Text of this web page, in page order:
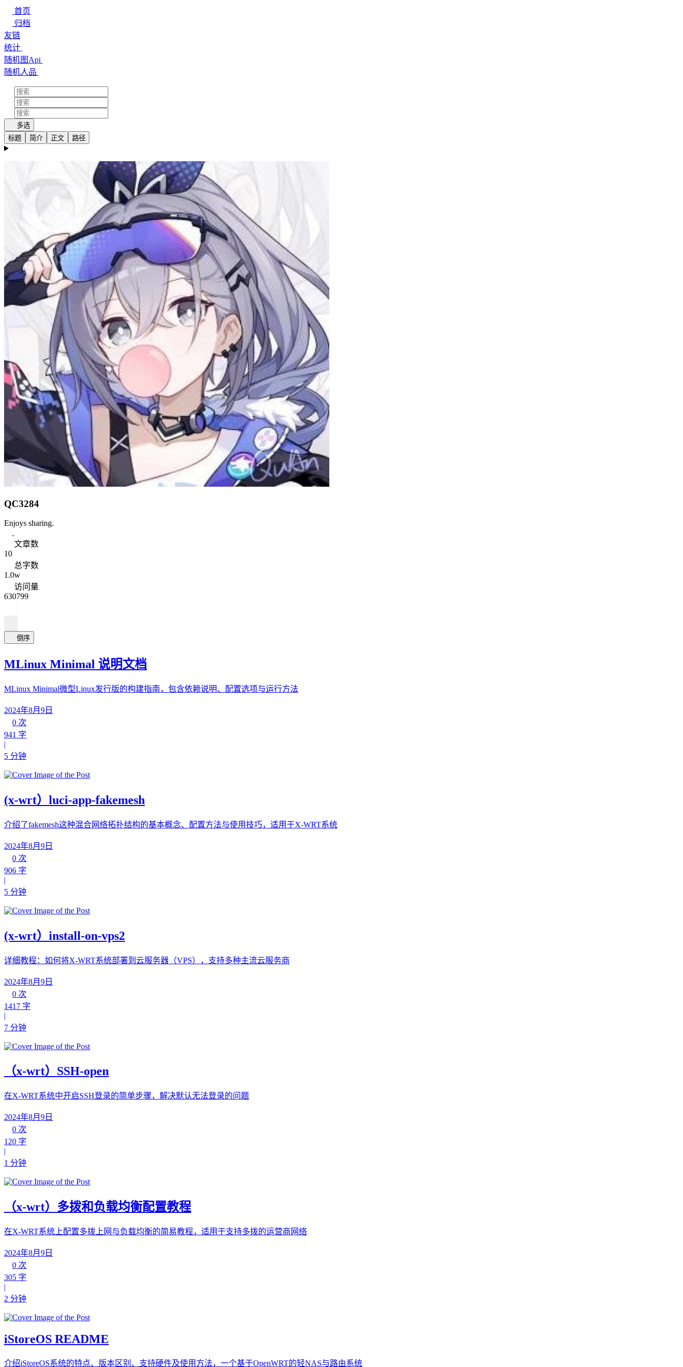
首页
归档
友链
统计
随机图Api
随机人品
多选
标题
简介 正文 路径
QC3284
Enjoys sharing.
文章数
10
总字数
1.0w
访问量
630799
倒序
MLinux Minimal 说明文档
MLinux Minimal微型Linux发行版的构建指南，包含依赖说明、配置选项与运行方法
2024年8月9日
0 次
941 字
|
5 分钟
(x-wrt）luci-app-fakemesh
介绍了fakemesh这种混合网络拓扑结构的基本概念、配置方法与使用技巧，适用于X-WRT系统
2024年8月9日
0 次
906 字
|
5 分钟
(x-wrt）install-on-vps2
详细教程：如何将X-WRT系统部署到云服务器（VPS），支持多种主流云服务商
2024年8月9日
0 次
1417 字
|
7 分钟
（x-wrt）SSH-open
在X-WRT系统中开启SSH登录的简单步骤，解决默认无法登录的问题
2024年8月9日
0 次
120 字
|
1 分钟
（x-wrt）多拨和负载均衡配置教程
在X-WRT系统上配置多拨上网与负载均衡的简易教程，适用于支持多拨的运营商网络
2024年8月9日
0 次
305 字
|
2 分钟
iStoreOS README
介绍iStoreOS系统的特点、版本区别、支持硬件及使用方法，一个基于OpenWRT的轻NAS与路由系统